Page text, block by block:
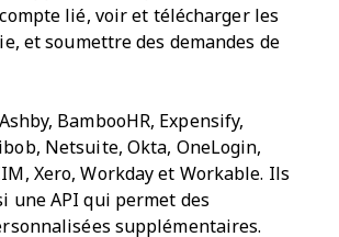
lié, voir et télécharger les
et soumettre des demandes de
BambooHR, Expensify,
Netsuite, Okta, OneLogin,
Xero, Workday et Workable. Ils
une API qui permet des
supplémentaires.